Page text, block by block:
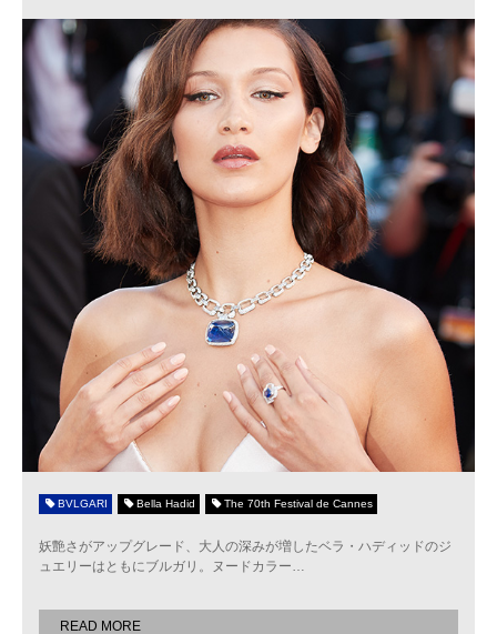
BVLGARI Bella Hadid The 70th Festival de Cannes
妖艶さがアップグレード、大人の深みが増したベラ・ハディッドのジ
ュエリーはともにブルガリ。ヌードカラー…
READ MORE